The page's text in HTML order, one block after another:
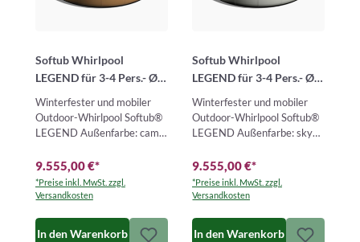
Softub Whirlpool
LEGEND für 3-4 Pers.- Ø
180 cm - 830 l - camel
pearl
Winterfester und mobiler
Outdoor-Whirlpool Softub®
LEGEND Außenfarbe: camel
Softub® LEGEND ist ein
mo…
9.555,00 €*
*Preise inkl. MwSt. zzgl.
Versandkosten
In den Warenkorb
Softub Whirlpool
LEGEND für 3-4 Pers.- Ø
180 cm - 830 l - sky tweed
pearl
Winterfester und mobiler
Outdoor-Whirlpool Softub®
LEGEND Außenfarbe: sky
pearlDer Softub® LEGEND
ist ei…
9.555,00 €*
*Preise inkl. MwSt. zzgl.
Versandkosten
In den Warenkorb